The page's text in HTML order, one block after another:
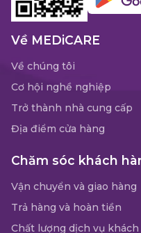
Về MEDiCARE
Về chúng tôi
Cơ hội nghề nghiệp
Trở thành nhà cung cấp
Địa điểm cửa hàng
Chăm sóc khách
Vận chuyển và giao hàng
Trả hàng và hoàn tiền
Chất lượng dịch vụ khách